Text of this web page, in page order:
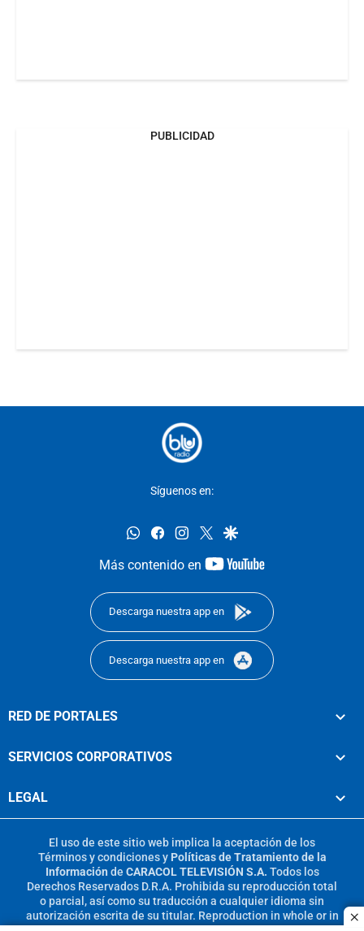
PUBLICIDAD
Síguenos en:
whatsappfacebookinstagram
twittergoogle
Más contenido en
youtube-
Descarga nuestra app en
Descarga nuestra app en
RED DE PORTALES
SERVICIOS CORPORATIVOS
LEGAL
El uso de este sitio web implica la aceptación de los
Términos y condicionesy Políticas de Tratamiento de la
Información de CARACOL TELEVISIÓN S.A. Todos los
Derechos Reservados D.R.A. Prohibida su reproducción total
o parcial, así como su traducción a cualquier idioma sin
autorización escrita de su titular. Reproduction in whole or in